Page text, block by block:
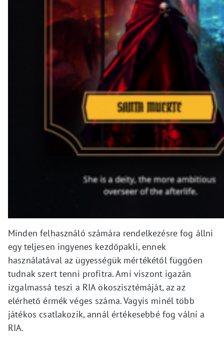
Minden felhasználó számára rendelkezésre fog állni
egy teljesen ingyenes kezdőpakli, ennek
használatával az ügyességük mértékétől függően
tudnak szert tenni profitra. Ami viszont igazán
izgalmassá teszi a RIA ökoszisztémáját, az az
elérhető érmék véges száma. Vagyis minél több
játékos csatlakozik, annál értékesebbé fog válni a
RIA.